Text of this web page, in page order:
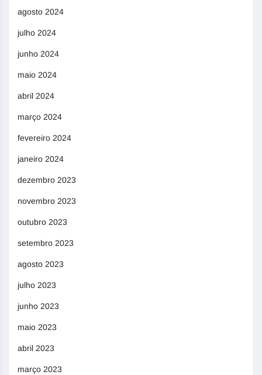
agosto 2024
julho 2024
junho 2024
maio 2024
abril 2024
março 2024
fevereiro 2024
janeiro 2024
dezembro 2023
novembro 2023
outubro 2023
setembro 2023
agosto 2023
julho 2023
junho 2023
maio 2023
abril 2023
março 2023